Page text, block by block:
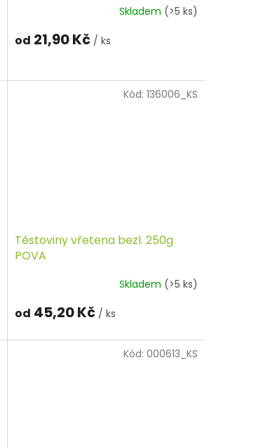
Skladem (>5 ks)
od 21,90 Kč / ks
Těstoviny vřetena bezl. 250g
POVA
Skladem (>5 ks)
od 45,20 Kč / ks
Kód: 136006_KS
Kód: 000613_KS